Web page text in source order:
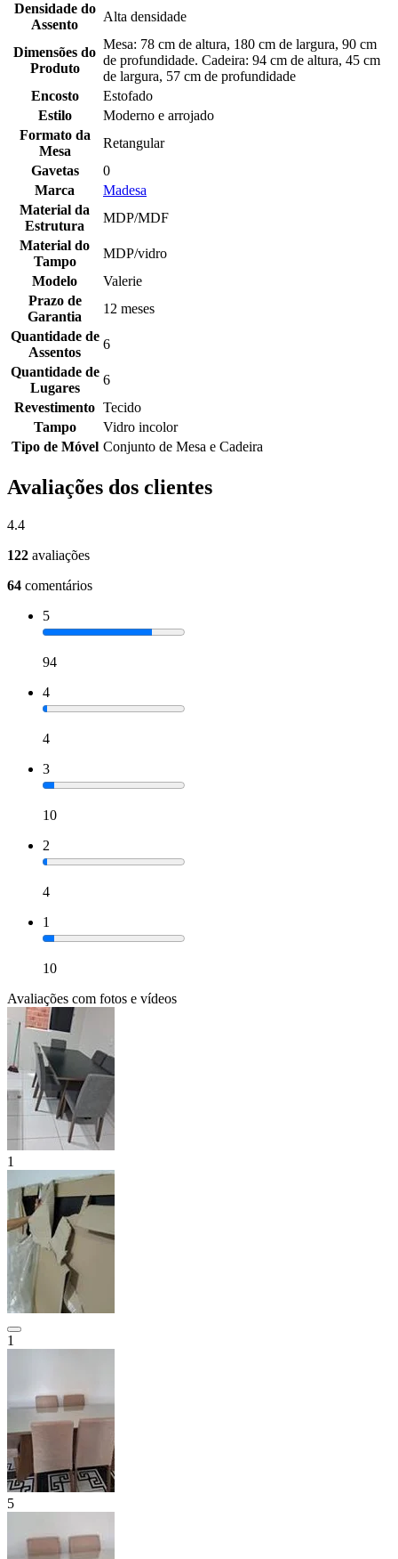
Densidade do
Assento
Alta densidade
Dimensões do
Produto
Mesa: 78 cm de altura, 180 cm de largura, 90 cm
de profundidade. Cadeira: 94 cm de altura, 45 cm
de largura, 57 cm de profundidade
Encosto
Estofado
Estilo
Moderno e arrojado
Formato da
Mesa
Retangular
Gavetas
0
Marca
Madesa
Material da
Estrutura
MDP/MDF
Material do
Tampo
MDP/vidro
Modelo
Valerie
Prazo de
Garantia
12 meses
Quantidade de
Assentos
6
Quantidade de
Lugares
6
Revestimento Tecido
Tampo
Vidro incolor
Tipo de Móvel Conjunto de Mesa e Cadeira
Avaliações dos clientes
4.4
122 avaliações
64 comentários
5
94
4
4
3
10
2
4
1
10
Avaliações com fotos e vídeos
1
1
5